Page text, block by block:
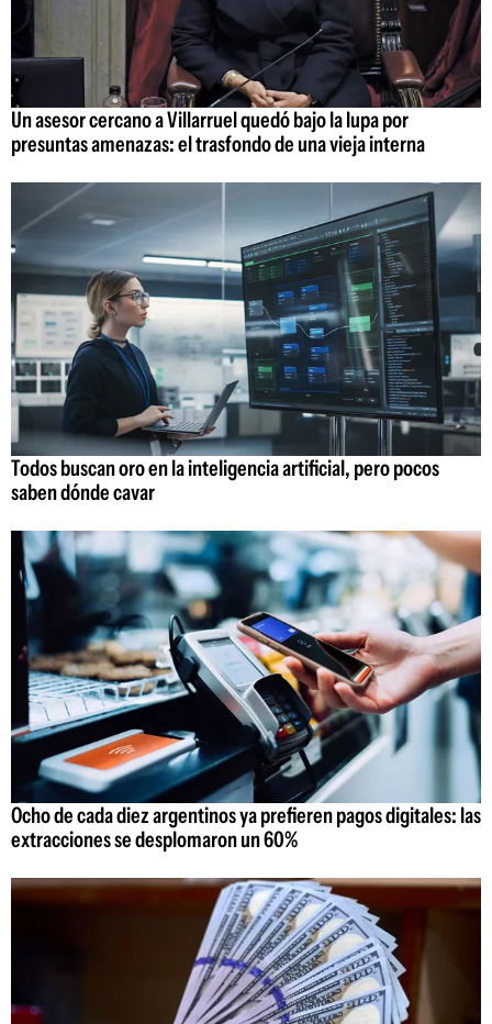
Un asesor cercano a Villarruel quedó bajo la lupa por
presuntas amenazas: el trasfondo de una vieja interna
Todos buscan oro en la inteligencia artificial, pero pocos
saben dónde cavar
Ocho de cada diez argentinos ya prefieren pagos digitales: las
extracciones se desplomaron un 60%